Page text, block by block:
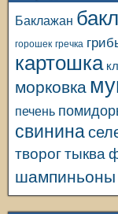
Баклажан
горошек гречка
картошка
морковка
печень
свинина
творогтыква
шампиньоны